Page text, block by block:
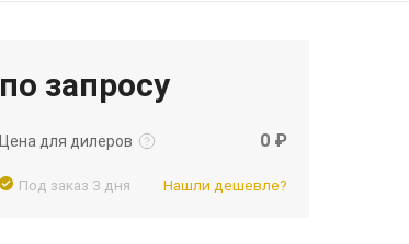
по запросу
Цена для дилеров
Подробнее
0 ₽
Под заказ 3 дня Нашли дешевле?